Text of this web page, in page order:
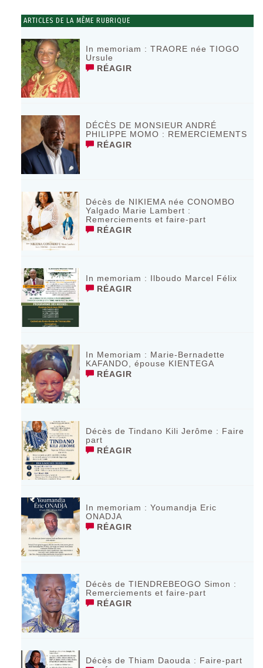
ARTICLES DE LA MÊME RUBRIQUE
In memoriam : TRAORE née TIOGO
Ursule
RÉAGIR
DÉCÈS DE MONSIEUR ANDRÉ
PHILIPPE MOMO : REMERCIEMENTS
RÉAGIR
Décès de NIKIEMA née CONOMBO
Yalgado Marie Lambert :
Remerciements et faire-part
RÉAGIR
In memoriam : Ilboudo Marcel Félix
RÉAGIR
In Memoriam : Marie-Bernadette
KAFANDO, épouse KIENTEGA
RÉAGIR
Décès de Tindano Kili Jerôme : Faire
part
RÉAGIR
In memoriam : Youmandja Eric
ONADJA
RÉAGIR
Décès de TIENDREBEOGO Simon :
Remerciements et faire-part
RÉAGIR
Décès de Thiam Daouda : Faire-part